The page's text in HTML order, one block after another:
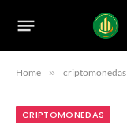
Home » criptomonedas
CRIPTOMONEDAS